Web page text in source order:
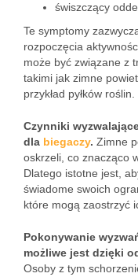
świszczący
Te symptomy
rozpoczęcia
może być związane z
takimi jak zimne
przykład pyłków roślin.
Czynniki
dla biegaczy. Zimne
oskrzeli, co znacząco
Dlatego istotne jest,
świadome swoich
które mogą zaostrzyć
Pokonywanie
możliwe jest dzięki
Osoby z tym